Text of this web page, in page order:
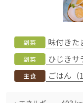
副菜 味付きた
副菜 ひじきサ
主食 ごはん（